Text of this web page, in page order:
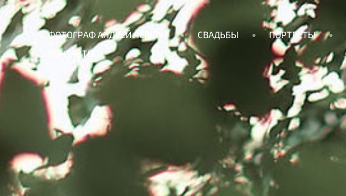
ФОТОГРАФ АНДРЕЙ ЛЁВКИН СВАДЬБЫ ПОРТРЕТЫ
КОНТАКТЫ